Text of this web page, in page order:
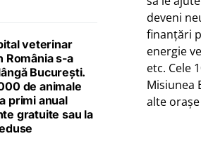
deveni
finanțări
energie
etc. Cele
Misiunea
alte
veterinar
România s-a
București.
de animale
primi anual
gratuite sau la